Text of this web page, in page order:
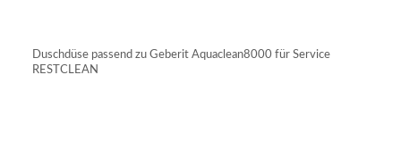
Duschdüse passend zu Geberit Aquaclean8000 für Service
RESTCLEAN